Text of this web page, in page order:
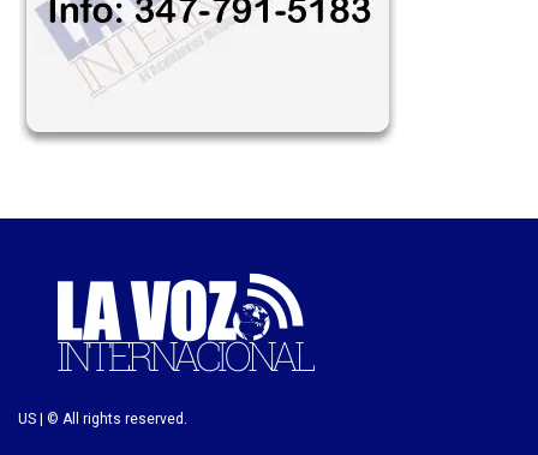
US | © All rights reserved.